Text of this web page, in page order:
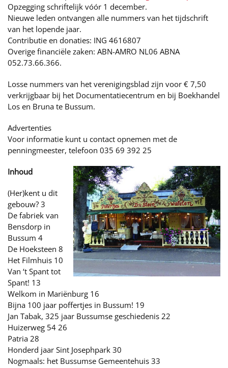
Opzegging schriftelijk vóór 1 december.
Nieuwe leden ontvangen alle nummers van het tijdschrift
van het lopende jaar.
Contributie en donaties: ING 4616807
Overige financiële zaken: ABN-AMRO NL06 ABNA
052.73.66.366.
Losse nummers van het verenigingsblad zijn voor € 7,50
verkrijgbaar bij het Documentatiecentrum en bij Boekhandel
Los en Bruna te Bussum.
Advertenties
Voor informatie kunt u contact opnemen met de
penningmeester, telefoon 035 69 392 25
Inhoud
(Her)kent u dit
gebouw? 3
De fabriek van
Bensdorp in
Bussum 4
De Hoeksteen 8
Het Filmhuis 10
Van ‘t Spant tot
Spant! 13
Welkom in Mariënburg 16
Bijna 100 jaar poffertjes in Bussum! 19
Jan Tabak, 325 jaar Bussumse geschiedenis 22
Huizerweg 54 26
Patria 28
Honderd jaar Sint Josephpark 30
Nogmaals: het Bussumse Gemeentehuis 33